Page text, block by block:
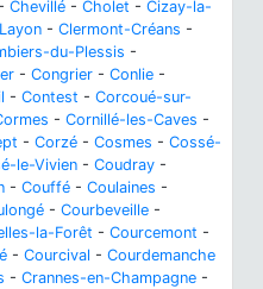
- Chevillé - Cholet - Cizay-la-
- Clermont-Créans -
du-Plessis -
- Congrier - Conlie -
- Contest - Corcoué-sur-
- Cornillé-les-Caves -
- Corzé - Cosmes - Cossé-
le-Vivien - Coudray -
- Couffé - Coulaines -
- Courbeveille -
la-Forêt - Courcemont -
- Courcival - Courdemanche
- Crannes-en-Champagne -